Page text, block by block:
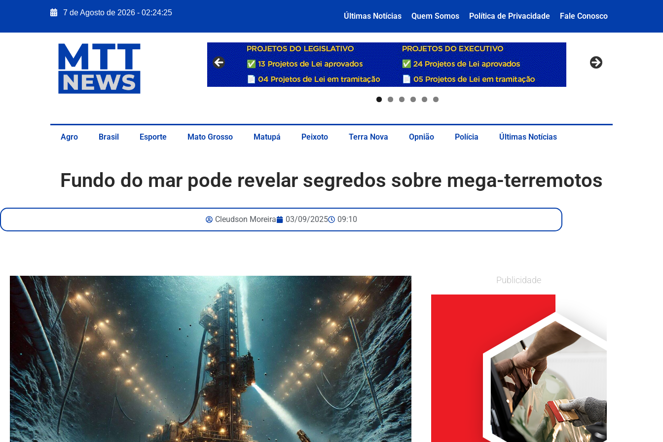
7 de Agosto de 2026 - 02:24:27 Últimas Notícias Quem Somos Política de Privacidade Fale Conosco
Agro Brasil Esporte Mato Grosso Matupá Peixoto Terra Nova Opnião Polícia Últimas Notícias
Fundo do mar pode revelar segredos sobre mega-terremotos
Cleudson Moreira 03/09/2025 09:10
Publicidade